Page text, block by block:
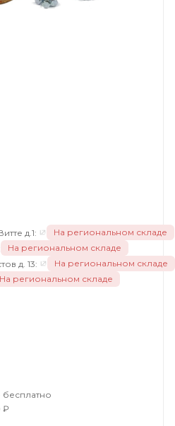
д.1:
На региональном складе
На региональном складе
д. 13:
На региональном складе
На региональном складе
₽